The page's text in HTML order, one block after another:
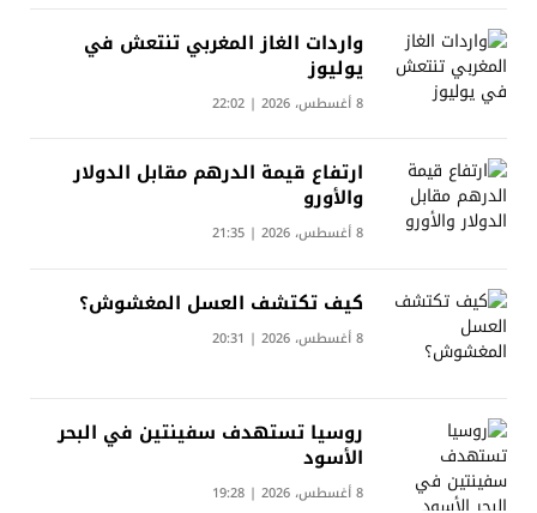
واردات الغاز المغربي تنتعش في
يوليوز
8 أغسطس، 2026 | 22:02
ارتفاع قيمة الدرهم مقابل الدولار
والأورو
8 أغسطس، 2026 | 21:35
كيف تكتشف العسل المغشوش؟
8 أغسطس، 2026 | 20:31
روسيا تستهدف سفينتين في البحر
الأسود
8 أغسطس، 2026 | 19:28